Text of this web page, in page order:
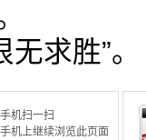
求胜”。
机扫一扫
机上继续浏览此页面